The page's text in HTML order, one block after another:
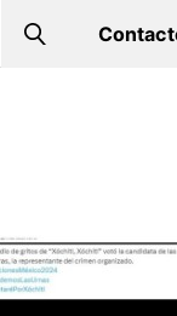
Search